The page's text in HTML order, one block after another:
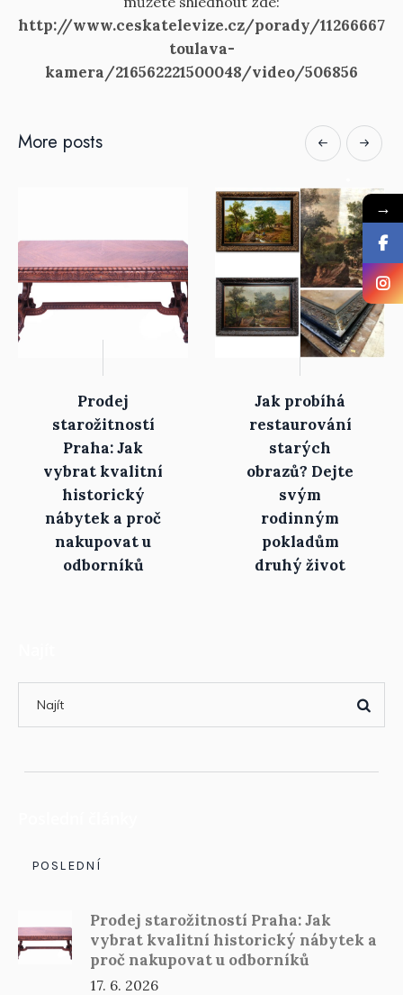
http://www.ceskatelevize.cz/porady/
toulava-
kamera/216562221500048/video/506856
More posts
Prodej
starožitností
Praha: Jak
vybrat kvalitní
historický
nábytek a proč
nakupovat u
odborníků
Jak probíhá
restaurování
starých
obrazů? Dejte
svým
rodinným
pokladům
druhý život
POSLEDNÍ
Prodej starožitností Praha: Jak
vybrat kvalitní historický nábytek a
proč nakupovat u odborníků
17. 6. 2026
→